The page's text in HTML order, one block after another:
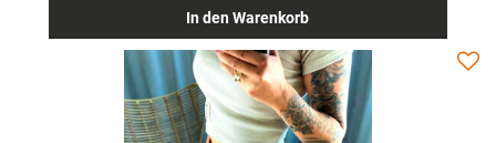
In den Warenkorb